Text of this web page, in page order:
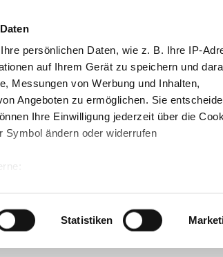
persönlichen Daten, wie z. B. Ihre IP-
auf Ihrem Gerät zu speichern und
Messungen von Werbung und Inhalten,
Angeboten zu ermöglichen. Sie
Ihre Einwilligung jederzeit über die
ändern oder widerrufen
bestimmten Merkmalen (Fingerprinting)
Daten verarbeitet werden, und legen
Statistiken